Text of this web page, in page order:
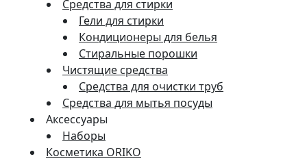
Средства для стирки
Гели для стирки
Кондиционеры для белья
Стиральные порошки
Чистящие средства
Средства для очистки труб
Средства для мытья посуды
Аксессуары
Наборы
Косметика ORIKO